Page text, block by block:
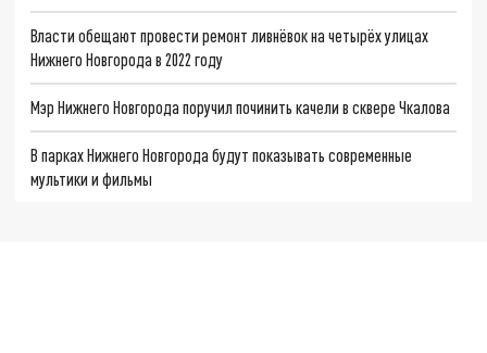
Власти обещают провести ремонт ливнёвок на четырёх улицах
Нижнего Новгорода в 2022 году
Мэр Нижнего Новгорода поручил починить качели в сквере Чкалова
В парках Нижнего Новгорода будут показывать современные
мультики и фильмы